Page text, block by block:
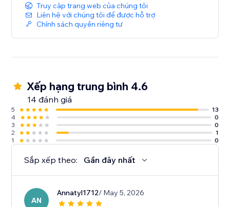
Truy cập trang web của chúng tôi
Liên hệ với chúng tôi để được hỗ trợ
Chính sách quyền riêng tư
Xếp hạng trung bình 4.6
14 đánh giá
5
13
4
0
3
0
2
1
1
0
Sắp xếp theo: Gần đây nhất
AN
Annatyl1712/ May 5, 2026